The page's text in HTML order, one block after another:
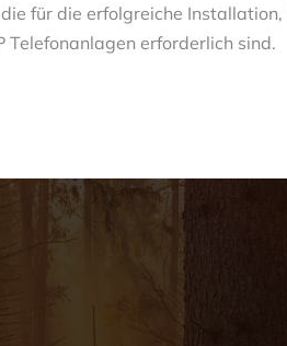
für die erfolgreiche
Telefonanlagen erforderlich sind.